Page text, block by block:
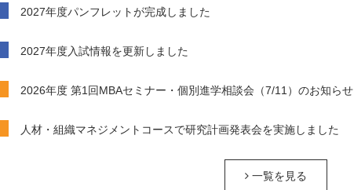
2027年度パンフレットが完成しました
2027年度入試情報を更新しました
2026年度 第1回MBAセミナー・個別進学相談会（7/11）のお知らせ
人材・組織マネジメントコースで研究計画発表会を実施しました
一覧を見る